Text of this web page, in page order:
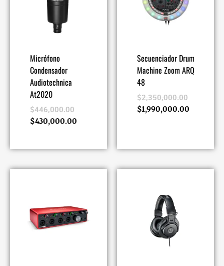
Micrófono
Condensador
Audiotechnica
At2020
$446,000.00
$430,000.00
Secuenciador Drum
Machine Zoom ARQ
48
$2,350,000.00
$1,990,000.00